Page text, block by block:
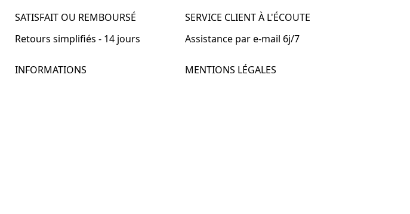
SATISFAIT OU REMBOURSÉ
Retours simplifiés - 14 jours
SERVICE CLIENT À L'ÉCOUTE
Assistance par e-mail 6j/7
INFORMATIONS
MENTIONS LÉGALES